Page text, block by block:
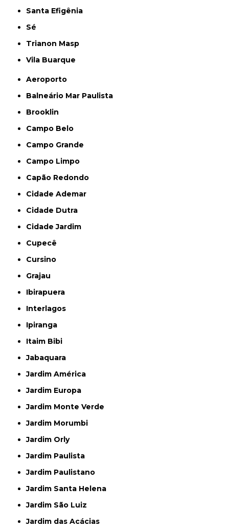
Santa Efigênia
Sé
Trianon Masp
Vila Buarque
Aeroporto
Balneário Mar Paulista
Brooklin
Campo Belo
Campo Grande
Campo Limpo
Capão Redondo
Cidade Ademar
Cidade Dutra
Cidade Jardim
Cupecê
Cursino
Grajau
Ibirapuera
Interlagos
Ipiranga
Itaim Bibi
Jabaquara
Jardim América
Jardim Europa
Jardim Monte Verde
Jardim Morumbi
Jardim Orly
Jardim Paulista
Jardim Paulistano
Jardim Santa Helena
Jardim São Luiz
Jardim das Acácias